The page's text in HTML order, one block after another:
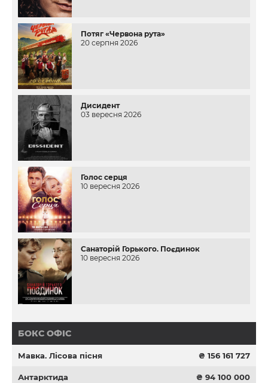
Потяг «Червона рута»
20 серпня 2026
Дисидент
03 вересня 2026
Голос серця
10 вересня 2026
Санаторій Горького. Поєдинок
10 вересня 2026
БОКС ОФІС
Мавка. Лісова пісня ₴ 156 161 727
Антарктида ₴ 94 100 000